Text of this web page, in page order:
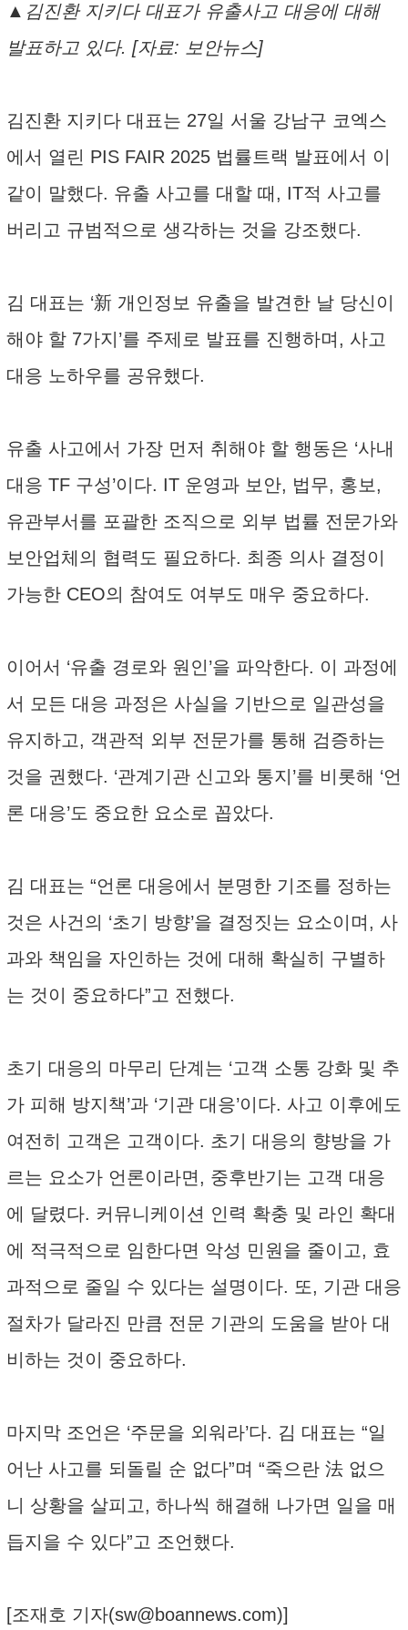
▲김진환 지키다 대표가 유출사고 대응에 대해
발표하고 있다. [자료: 보안뉴스]
김진환 지키다 대표는 27일 서울 강남구 코엑스
에서 열린 PIS FAIR 2025 법률트랙 발표에서 이
같이 말했다. 유출 사고를 대할 때, IT적 사고를
버리고 규범적으로 생각하는 것을 강조했다.
김 대표는 ‘新 개인정보 유출을 발견한 날 당신이
해야 할 7가지’를 주제로 발표를 진행하며, 사고
대응 노하우를 공유했다.
유출 사고에서 가장 먼저 취해야 할 행동은 ‘사내
대응 TF 구성’이다. IT 운영과 보안, 법무, 홍보,
유관부서를 포괄한 조직으로 외부 법률 전문가와
보안업체의 협력도 필요하다. 최종 의사 결정이
가능한 CEO의 참여도 여부도 매우 중요하다.
이어서 ‘유출 경로와 원인’을 파악한다. 이 과정에
서 모든 대응 과정은 사실을 기반으로 일관성을
유지하고, 객관적 외부 전문가를 통해 검증하는
것을 권했다. ‘관계기관 신고와 통지’를 비롯해 ‘언
론 대응’도 중요한 요소로 꼽았다.
김 대표는 “언론 대응에서 분명한 기조를 정하는
것은 사건의 ‘초기 방향’을 결정짓는 요소이며, 사
과와 책임을 자인하는 것에 대해 확실히 구별하
는 것이 중요하다”고 전했다.
초기 대응의 마무리 단계는 ‘고객 소통 강화 및 추
가 피해 방지책’과 ‘기관 대응’이다. 사고 이후에도
여전히 고객은 고객이다. 초기 대응의 향방을 가
르는 요소가 언론이라면, 중후반기는 고객 대응
에 달렸다. 커뮤니케이션 인력 확충 및 라인 확대
에 적극적으로 임한다면 악성 민원을 줄이고, 효
과적으로 줄일 수 있다는 설명이다. 또, 기관 대응
절차가 달라진 만큼 전문 기관의 도움을 받아 대
비하는 것이 중요하다.
마지막 조언은 ‘주문을 외워라’다. 김 대표는 “일
어난 사고를 되돌릴 순 없다”며 “죽으란 法 없으
니 상황을 살피고, 하나씩 해결해 나가면 일을 매
듭지을 수 있다”고 조언했다.
[조재호 기자(sw@boannews.com)]